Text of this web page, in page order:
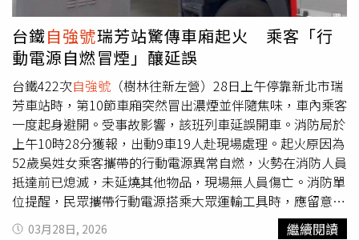
台鐵自強號瑞芳站驚傳車廂起火 乘客「行
動電源自燃冒煙」釀延誤
台鐵422次自強號 （樹林往新左營）28日上午停靠新北市瑞
芳車站時，第10節車廂突然冒出濃煙並伴隨焦味，車內乘客
一度起身避開。受事故影響，該班列車延誤開車。消防局於
上午10時28分獲報，出動9車19人赴現場處理。起火原因為
52歲吳姓女乘客攜帶的行動電源異常自燃，火勢在消防人員
抵達前已熄滅，未延燒其他物品，現場無人員傷亡。消防單
位提醒，民眾攜帶行動電源搭乘大眾運輸工具時，應留意電
池狀況，避免使用受損或品質不明產品，以確保安全。
03月28日, 2026 繼續閱讀